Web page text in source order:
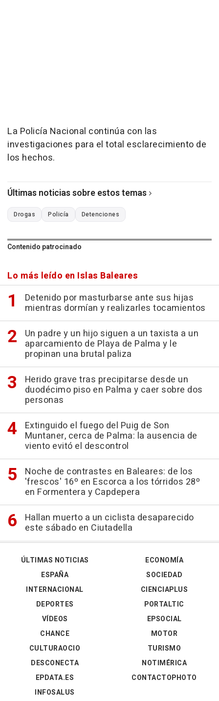
La Policía Nacional continúa con las
investigaciones para el total esclarecimiento de
los hechos.
Últimas noticias sobre estos temas
Drogas Policía Detenciones
Contenido patrocinado
Lo más leído en Islas Baleares
Detenido por masturbarse ante sus hijas
mientras dormían y realizarles tocamientos
Un padre y un hijo siguen a un taxista a un
aparcamiento de Playa de Palma y le
propinan una brutal paliza
Herido grave tras precipitarse desde un
duodécimo piso en Palma y caer sobre dos
personas
Extinguido el fuego del Puig de Son
Muntaner, cerca de Palma: la ausencia de
viento evitó el descontrol
Noche de contrastes en Baleares: de los
'frescos' 16º en Escorca a los tórridos 28º
en Formentera y Capdepera
Hallan muerto a un ciclista desaparecido
este sábado en Ciutadella
ÚLTIMAS NOTICIAS
ESPAÑA
INTERNACIONAL
DEPORTES
VÍDEOS
ECONOMÍA
SOCIEDAD
CIENCIAPLUS
PORTALTIC
EPSOCIAL
CHANCE
CULTURAOCIO
DESCONECTA
EPDATA.ES
INFOSALUS
MOTOR
TURISMO
NOTIMÉRICA
CONTACTOPHOTO